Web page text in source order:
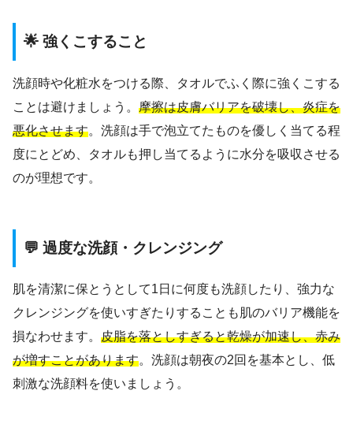
🌟 強くこすること
洗顔時や化粧水をつける際、タオルでふく際に強くこする
ことは避けましょう。 摩擦は皮膚バリアを破壊し、炎症を
悪化させます。洗顔は手で泡立てたものを優しく当てる程
度にとどめ、タオルも押し当てるように水分を吸収させる
のが理想です。
💬 過度な洗顔・クレンジング
肌を清潔に保とうとして1日に何度も洗顔したり、強力な
クレンジングを使いすぎたりすることも肌のバリア機能を
損なわせます。 皮脂を落としすぎると乾燥が加速し、赤み
が増すことがあります。洗顔は朝夜の2回を基本とし、低
刺激な洗顔料を使いましょう。